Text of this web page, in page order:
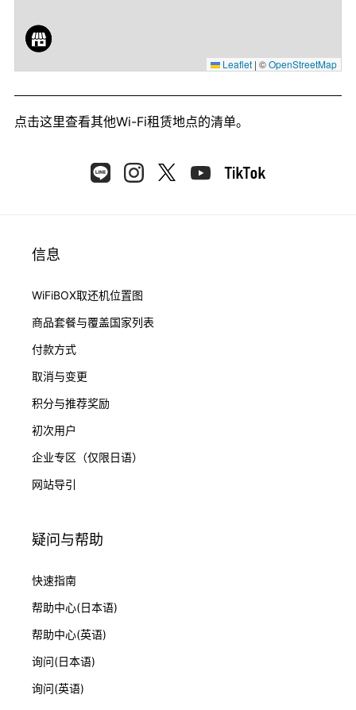
Leaflet | ©OpenStreetMap
点击这里查看其他Wi-Fi租赁地点的清单。
信息
WiFiBOX取还机位置图
商品套餐与覆盖国家列表
付款方式
取消与变更
积分与推荐奖励
初次用户
企业专区（仅限日语）
网站导引
疑问与帮助
快速指南
帮助中心(日本语)
帮助中心(英语)
询问(日本语)
询问(英语)